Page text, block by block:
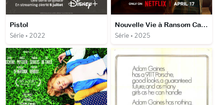
Pistol
Série • 2022
Nouvelle Vie à Ransom Canyon
Série • 2025